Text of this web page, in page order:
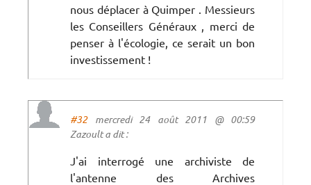
nous déplacer à Quimper . Messieurs
les Conseillers Généraux , merci de
penser à l'écologie, ce serait un bon
investissement !
#32mercredi 24 août 2011 @ 00:59
Zazoult a dit :
J'ai interrogé une archiviste de
l'antenne des Archives